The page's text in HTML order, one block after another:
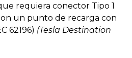
requiera conector Tipo 1
con un punto de recarga con
62196) (Tesla Destination